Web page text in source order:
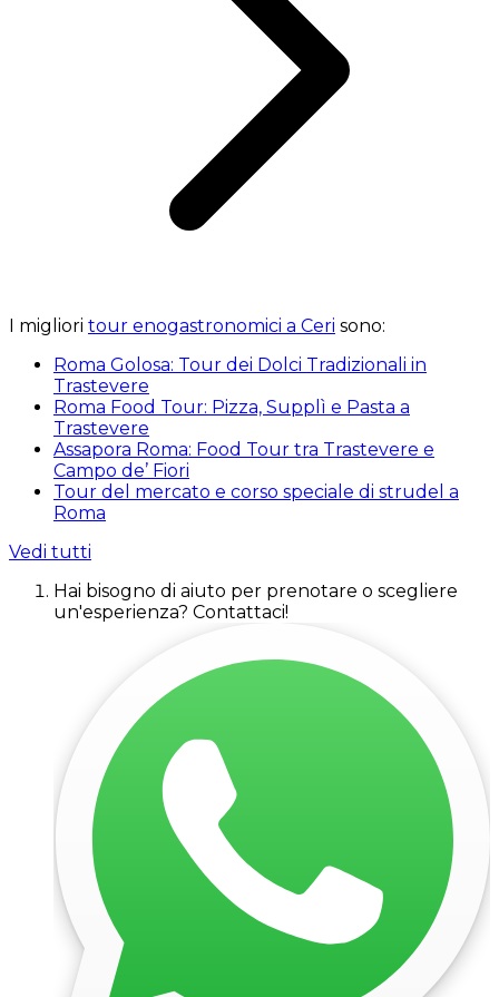
I migliori tour enogastronomici a Ceri sono:
Roma Golosa: Tour dei Dolci Tradizionali in
Trastevere
Roma Food Tour: Pizza, Supplì e Pasta a
Trastevere
Assapora Roma: Food Tour tra Trastevere e
Campo de’ Fiori
Tour del mercato e corso speciale di strudel a
Roma
Vedi tutti
Hai bisogno di aiuto per prenotare o scegliere
un'esperienza? Contattaci!